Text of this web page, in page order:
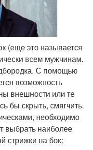
(еще это называется
всем мужчинам.
С помощью
возможность
внешности или те
бы скрыть, смягчить.
необходимо
выбрать наиболее
стрижки на бок: